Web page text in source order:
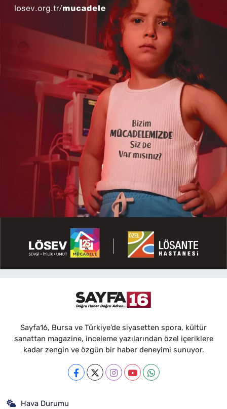
Sayfa16, Bursa ve Türkiye'de siyasetten spora, kültür
sanattan magazine, inceleme yazılarından özel içeriklere
kadar zengin ve özgün bir haber deneyimi sunuyor.
Hava Durumu